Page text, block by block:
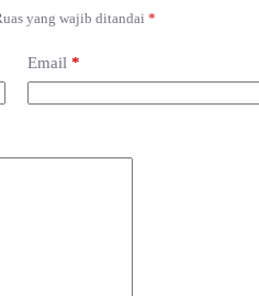
yang wajib ditandai *
Email *